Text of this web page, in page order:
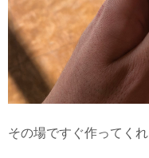
その場ですぐ作ってくれ